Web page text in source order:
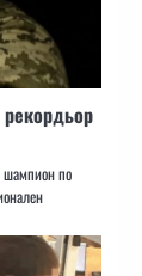
рекордьор
шампион по